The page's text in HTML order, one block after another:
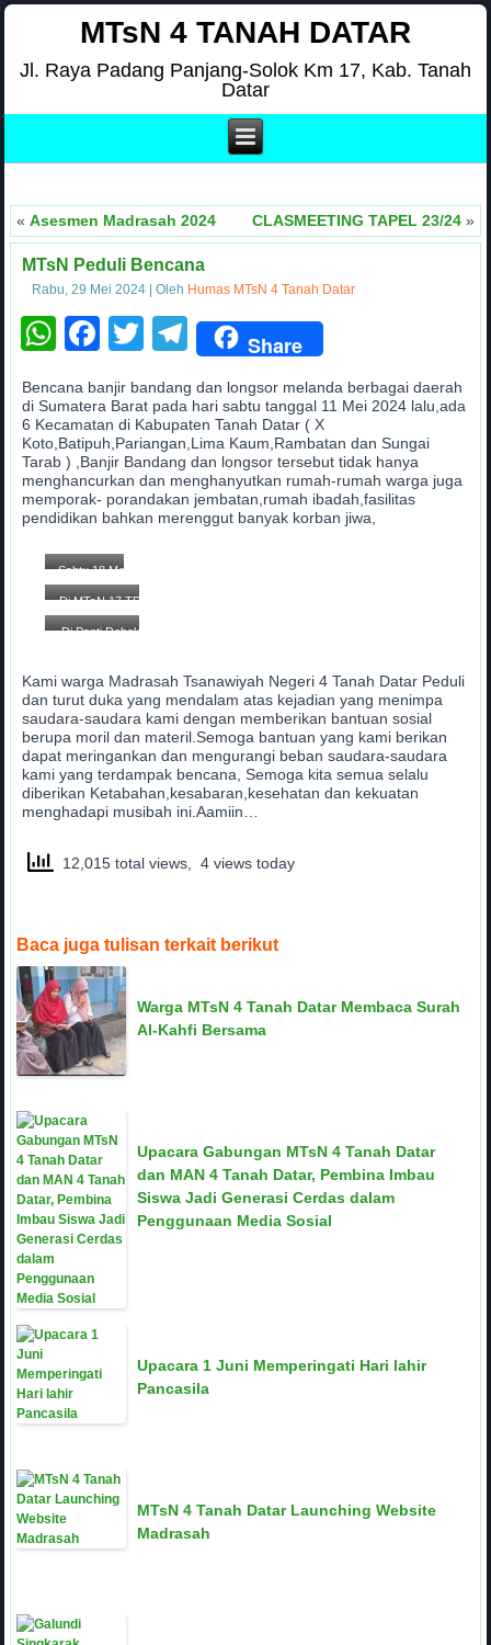
MTsN 4 TANAH DATAR
Jl. Raya Padang Panjang-Solok Km 17, Kab. Tanah
Datar
«Asesmen Madrasah 2024 CLASMEETING TAPEL 23/24»
MTsN Peduli Bencana
Rabu, 29 Mei 2024 |Oleh Humas MTsN 4 Tanah Datar
WhatsApp
Facebook
Twitter
Telegram
Share
Bencana banjir bandang dan longsor melanda berbagai daerah
di Sumatera Barat pada hari sabtu tanggal 11 Mei 2024 lalu,ada
6 Kecamatan di Kabupaten Tanah Datar ( X
Koto,Batipuh,Pariangan,Lima Kaum,Rambatan dan Sungai
Tarab ) ,Banjir Bandang dan longsor tersebut tidak hanya
menghancurkan dan menghanyutkan rumah-rumah warga juga
memporak- porandakan jembatan,rumah ibadah,fasilitas
pendidikan bahkan merenggut banyak korban jiwa,
Sabtu,18 Mei
2024 jelang
Di MTsN 17 TD
Sungai Jambu
Di Panti Dobok
Kami warga Madrasah Tsanawiyah Negeri 4 Tanah Datar Peduli
dan turut duka yang mendalam atas kejadian yang menimpa
saudara-saudara kami dengan memberikan bantuan sosial
berupa moril dan materil.Semoga bantuan yang kami berikan
dapat meringankan dan mengurangi beban saudara-saudara
kami yang terdampak bencana, Semoga kita semua selalu
diberikan Ketabahan,kesabaran,kesehatan dan kekuatan
menghadapi musibah ini.Aamiin…
12,015 total views, 4 views today
Baca juga tulisan terkait berikut
Warga MTsN 4 Tanah Datar Membaca Surah
Al-Kahfi Bersama
Upacara Gabungan MTsN 4 Tanah Datar
dan MAN 4 Tanah Datar, Pembina Imbau
Siswa Jadi Generasi Cerdas dalam
Penggunaan Media Sosial
Upacara 1 Juni Memperingati Hari lahir
Pancasila
MTsN 4 Tanah Datar Launching Website
Madrasah